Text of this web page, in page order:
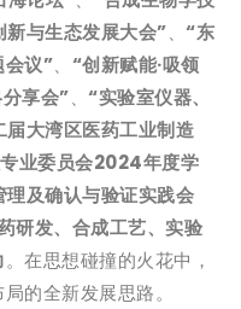
新与生态发展大会”、 “东
会议”、 “创新赋能·吸领
享会”、 “实验室仪器、
届大湾区医药工业制造
业委员会2024年度学
及确认与验证实践会
研发、合成工艺、实验
。在思想碰撞的火花中，
的全新发展思路。